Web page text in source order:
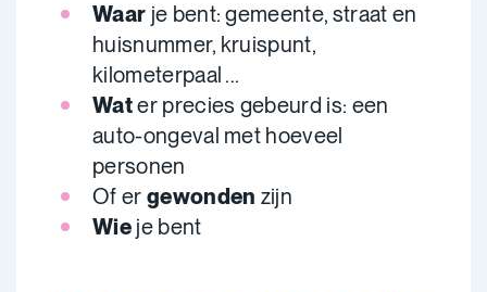
Waar je bent: gemeente, straat en
huisnummer, kruispunt,
kilometerpaal ...
Water precies gebeurd is: een
auto-ongeval met hoeveel
personen
Of er gewonden zijn
Wie je bent